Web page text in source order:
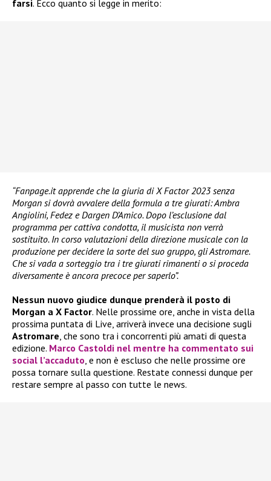
farsi. Ecco quanto si legge in merito:
“Fanpage.it apprende che la giuria di X Factor 2023 senza
Morgan si dovrà avvalere della formula a tre giurati: Ambra
Angiolini, Fedez e Dargen D’Amico. Dopo l’esclusione dal
programma per cattiva condotta, il musicista non verrà
sostituito. In corso valutazioni della direzione musicale con la
produzione per decidere la sorte del suo gruppo, gli Astromare.
Che si vada a sorteggio tra i tre giurati rimanenti o si proceda
diversamente è ancora precoce per saperlo”.
Nessun nuovo giudice dunque prenderà il posto di
Morgan a X Factor. Nelle prossime ore, anche in vista della
prossima puntata di Live, arriverà invece una decisione sugli
Astromare, che sono tra i concorrenti più amati di questa
edizione. Marco Castoldi nel mentre ha commentato sui
social l’accaduto, e non è escluso che nelle prossime ore
possa tornare sulla questione. Restate connessi dunque per
restare sempre al passo con tutte le news.